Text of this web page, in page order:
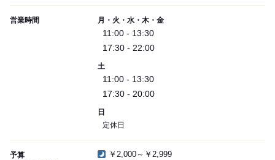
営業時間 月・火・水・木・金
11:00 - 13:30
17:30 - 22:00
土
11:00 - 13:30
17:30 - 20:00
日
定休日
予算
￥2,000～￥2,999